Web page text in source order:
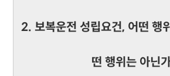
2. 보복운전 성립요건, 어떤 행
떤 행위는 아닌